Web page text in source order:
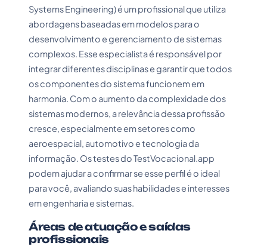
Systems Engineering) é um profissional que utiliza
abordagens baseadas em modelos para o
desenvolvimento e gerenciamento de sistemas
complexos. Esse especialista é responsável por
integrar diferentes disciplinas e garantir que todos
os componentes do sistema funcionem em
harmonia. Com o aumento da complexidade dos
sistemas modernos, a relevância dessa profissão
cresce, especialmente em setores como
aeroespacial, automotivo e tecnologia da
informação. Os testes do TestVocacional.app
podem ajudar a confirmar se esse perfil é o ideal
para você, avaliando suas habilidades e interesses
em engenharia e sistemas.
Áreas de atuação e saídas
profissionais